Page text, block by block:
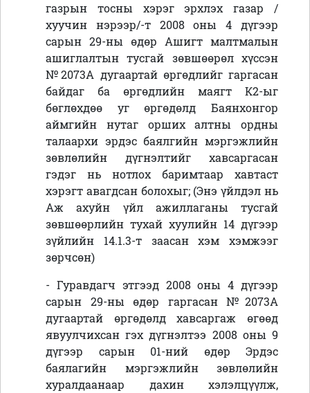
газрын тосны хэрэг эрхлэх газар /
хуучин нэрээр/-т 2008 оны 4 дүгээр
сарын 29-ны өдөр Ашигт малтмалын
ашиглалтын тусгай зөвшөөрөл хүссэн
№2073А дугаартай өргөдлийг гаргасан
байдаг ба өргөдлийн маягт К2-ыг
бөглөхдөө уг өргөдөлд Баянхонгор
аймгийн нутаг орших алтны ордны
талаархи эрдэс баялгийн мэргэжлийн
зөвлөлийн дүгнэлтийг хавсаргасан
гэдэг нь нотлох баримтаар хавтаст
хэрэгт авагдсан болохыг; (Энэ үйлдэл нь
Аж ахуйн үйл ажиллаганы тусгай
зөвшөөрлийн тухай хуулийн 14 дүгээр
зүйлийн 14.1.3-т заасан хэм хэмжээг
зөрчсөн)
- Гуравдагч этгээд 2008 оны 4 дүгээр
сарын 29-ны өдөр гаргасан №2073А
дугаартай өргөдөлд хавсаргаж өгөөд
явуулчихсан гэх дүгнэлтээ 2008 оны 9
дүгээр сарын 01-ний өдөр Эрдэс
баялагийн мэргэжлийн зөвлөлийн
хуралдаанаар дахин хэлэлцүүлж,